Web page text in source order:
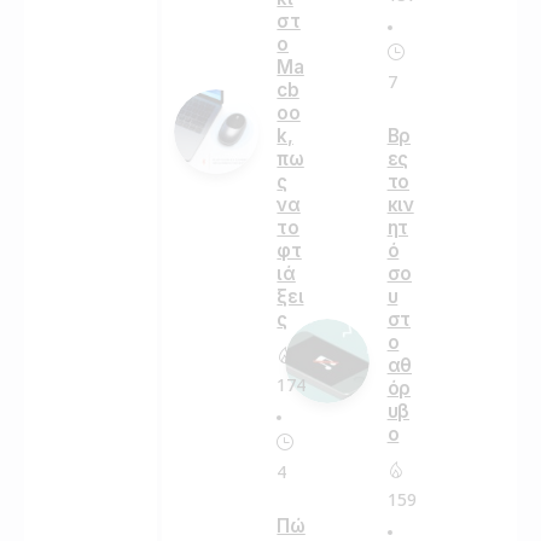
στ
ο
Ma
cb
oo
k,
πω
ς
να
το
φτ
ιά
ξει
ς
174
4
Πώ
7
Βρ
ες
το
κιν
ητ
ό
σο
υ
στ
ο
αθ
όρ
υβ
ο
159